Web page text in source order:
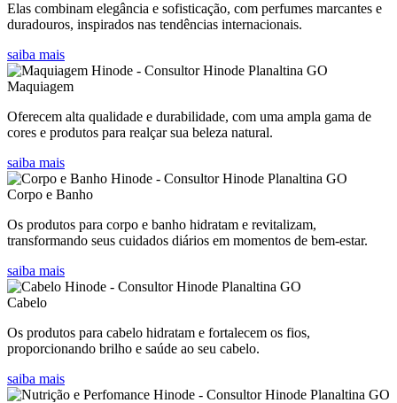
Elas combinam elegância e sofisticação, com perfumes marcantes e
duradouros, inspirados nas tendências internacionais.
saiba mais
Maquiagem
Oferecem alta qualidade e durabilidade, com uma ampla gama de
cores e produtos para realçar sua beleza natural.
saiba mais
Corpo e Banho
Os produtos para corpo e banho hidratam e revitalizam,
transformando seus cuidados diários em momentos de bem-estar.
saiba mais
Cabelo
Os produtos para cabelo hidratam e fortalecem os fios,
proporcionando brilho e saúde ao seu cabelo.
saiba mais